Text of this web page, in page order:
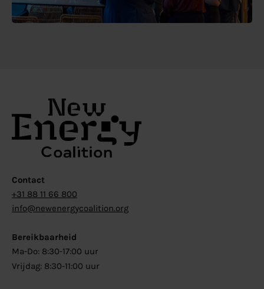
Contact
+31 88 11 66 800
info@newenergycoalition.org
Bereikbaarheid
Ma-Do: 8:30-17:00 uur
Vrijdag: 8:30-11:00 uur